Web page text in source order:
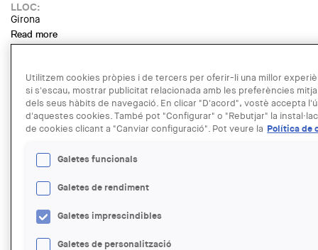
LLOC:
Girona
Read more
Associació per les Arts Contemporànies i la Llibreria Foster &
Wallace, amb la col·laboració de la Demarcació de les
Comarques Centrals del Col·legi d’Arquitectes i l’Associació 3e1
Vic Clic, el properdimarts 11 de novembre a les 19 h , tindrà lloc
dedicada a l’arquitecte Emili Donato Folch.
Durant les darreres dècades, l’èxode rural als Països Catalans
Utilitzem cookies pròpies i de tercers per oferir-li una millor
si s'escau, mostrar publicitat relacionada amb les preferències
dels seus hàbits de navegació. En clicar "D'acord", vostè accepta
d'aquestes cookies. També pot "Configurar" o "Rebutjar" la
de cookies clicant a "Canviar configuració". Pot veure la Política de
Galetes funcionals
Galetes de rendiment
Galetes imprescindibles
Galetes de personalització